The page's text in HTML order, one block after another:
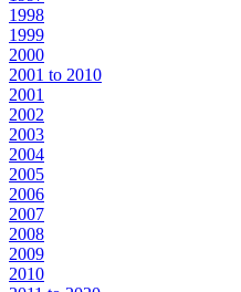
1998
1999
2000
2001 to 2010
2001
2002
2003
2004
2005
2006
2007
2008
2009
2010